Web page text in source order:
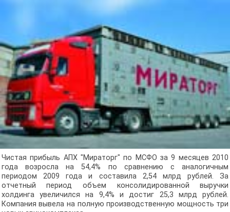
Чистая прибыль АПХ "Мираторг" по МСФО за 9 месяцев 2010
года возросла на 54,4% по сравнению с аналогичным
периодом 2009 года и составила 2,54 млрд рублей. За
отчетный период объем консолидированной выручки
холдинга увеличился на 9,4% и достиг 25,3 млрд рублей.
Компания вывела на полную производственную мощность три